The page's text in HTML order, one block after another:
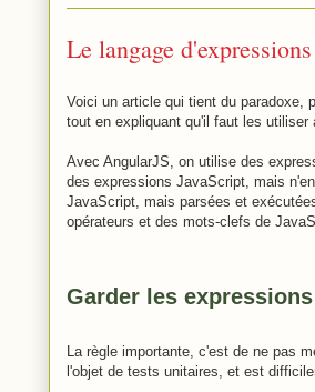
Le langage
Voici un article qui tient du paradoxe,
tout en expliquant qu'il faut les utiliser
Avec AngularJS, on utilise des
des expressions JavaScript, mais
JavaScript, mais parsées et
opérateurs et des mots-clefs de
Garder les
La règle importante, c'est de ne pas
l'objet de tests unitaires, et est